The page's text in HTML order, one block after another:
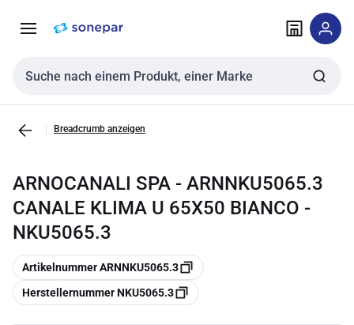
NavigationInhalt
Sucheingabe
Breadcrumb anzeigen
ARNOCANALI SPA - ARNNKU5065.3
CANALE KLIMA U 65X50 BIANCO -
NKU5065.3
Kopieren
Artikelnummer ARNNKU5065.3
Kopieren
Herstellernummer NKU5065.3